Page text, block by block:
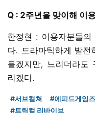
Q : 2주년을 맞이해 이
한정현 : 이용자분들
다. 드라마틱하게 발전
들겠지만, 느리더라도
리겠다.
#서브컬쳐 #에피드게임즈
#트릭컬 리바이브